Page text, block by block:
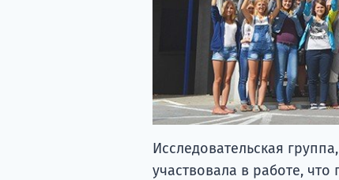
Исследовательская
участвовала в работе,